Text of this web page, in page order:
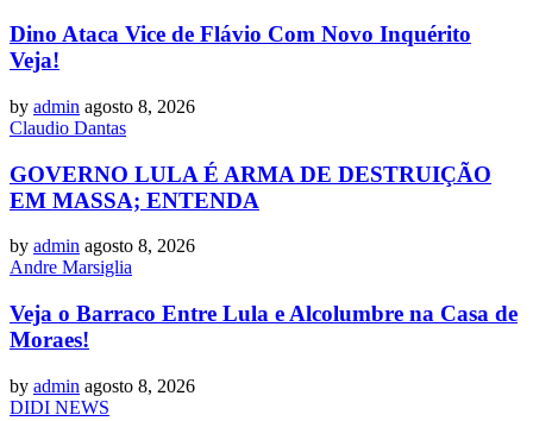
Dino Ataca Vice de Flávio Com Novo Inquérito
Veja!
by admin agosto 8, 2026
Claudio Dantas
GOVERNO LULA É ARMA DE DESTRUIÇÃO
EM MASSA; ENTENDA
by admin agosto 8, 2026
Andre Marsiglia
Veja o Barraco Entre Lula e Alcolumbre na Casa de
Moraes!
by admin agosto 8, 2026
DIDI NEWS